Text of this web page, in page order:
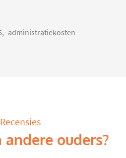
administratiekosten
Recensies
ouders?